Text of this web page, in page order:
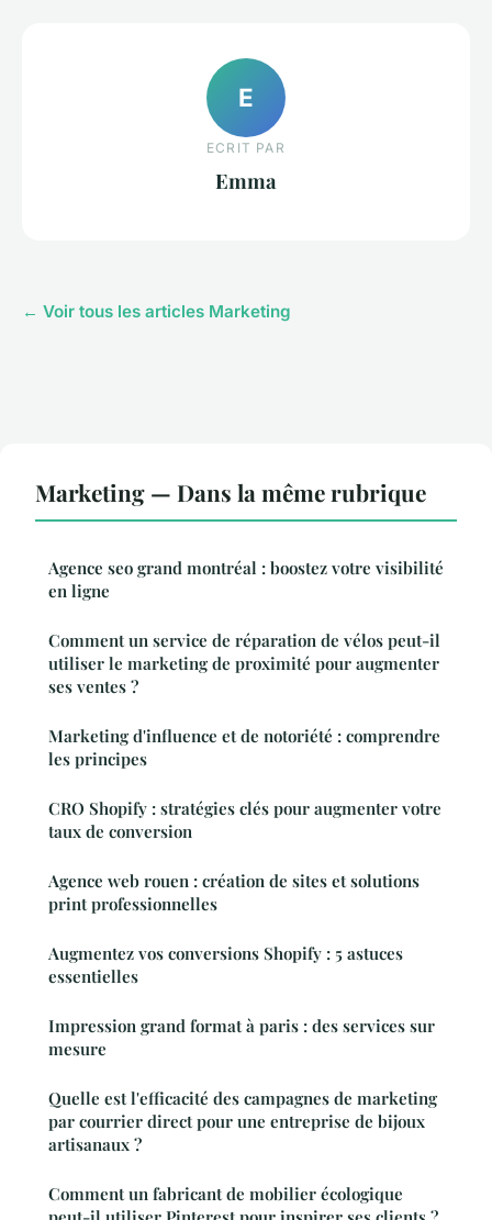
E
ECRIT PAR
Emma
← Voir tous les articles Marketing
Marketing — Dans la même rubrique
Agence seo grand montréal : boostez votre visibilité
en ligne
Comment un service de réparation de vélos peut-il
utiliser le marketing de proximité pour augmenter
ses ventes ?
Marketing d'influence et de notoriété : comprendre
les principes
CRO Shopify : stratégies clés pour augmenter votre
taux de conversion
Agence web rouen : création de sites et solutions
print professionnelles
Augmentez vos conversions Shopify : 5 astuces
essentielles
Impression grand format à paris : des services sur
mesure
Quelle est l'efficacité des campagnes de marketing
par courrier direct pour une entreprise de bijoux
artisanaux ?
Comment un fabricant de mobilier écologique